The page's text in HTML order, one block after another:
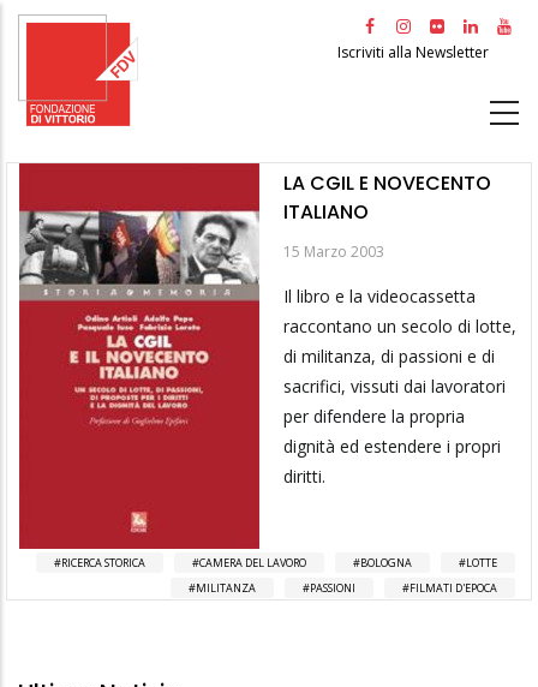
Salta
principale
Iscriviti alla Newsletter
LA CGIL E NOVECENTO
ITALIANO
15 Marzo 2003
Il libro e la videocassetta
raccontano un secolo di lotte,
di militanza, di passioni e di
sacrifici, vissuti dai lavoratori
per difendere la propria
dignità ed estendere i propri
diritti.
RICERCA STORICA CAMERA DEL LAVORO BOLOGNA
LOTTE
MILITANZA
PASSIONI FILMATI D'EPOCA